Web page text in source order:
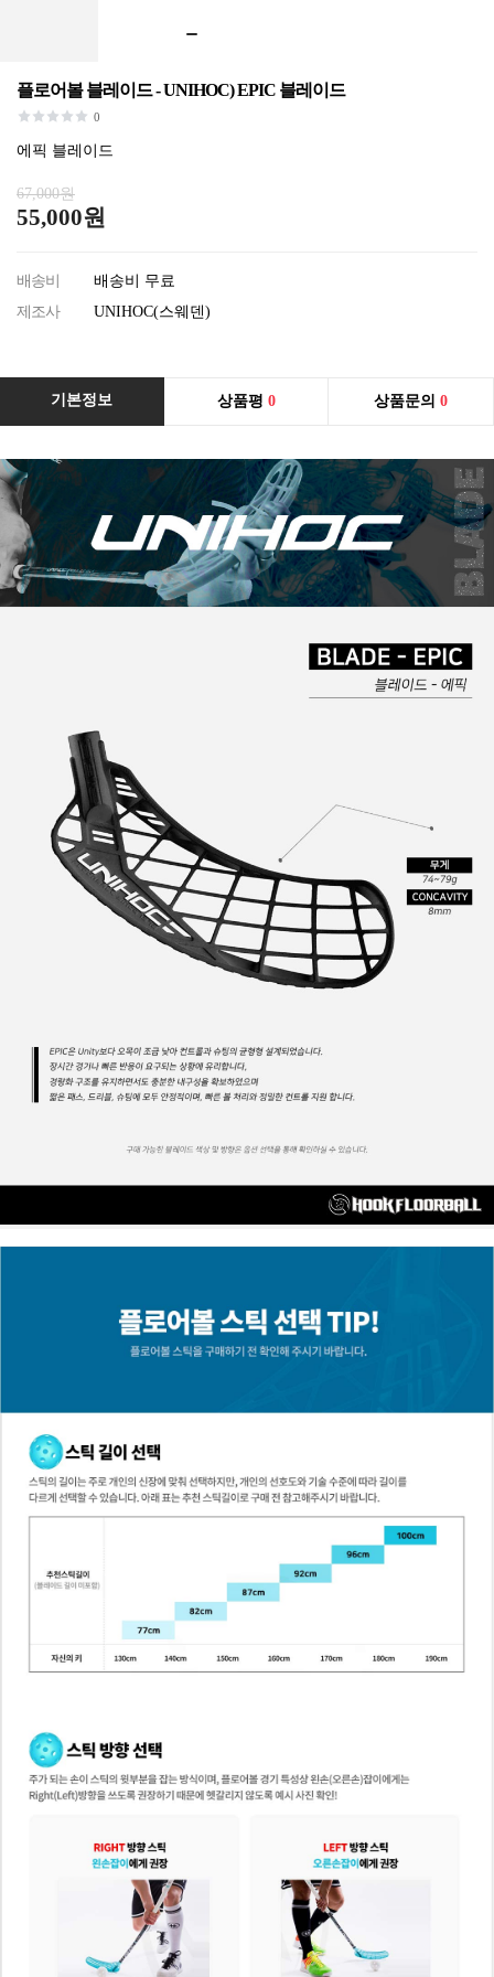
플로어볼 블레이드 - UNIHOC) EPIC 블레이드
0
에픽 블레이드
67,000원
55,000원
배송비
배송비 무료
제조사
UNIHOC(스웨덴)
기본정보 상품평 0 상품문의 0